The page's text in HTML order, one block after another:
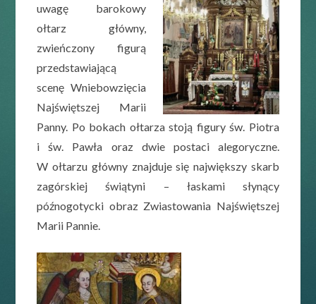
uwagę barokowy
ołtarz główny,
zwieńczony figurą
przedstawiającą
scenę Wniebowzięcia
Najświętszej Marii
Panny. Po bokach ołtarza stoją figury św. Piotra
i św. Pawła oraz dwie postaci alegoryczne.
W ołtarzu główny znajduje się największy skarb
zagórskiej świątyni – łaskami słynący
późnogotycki obraz Zwiastowania Najświętszej
Marii Pannie.